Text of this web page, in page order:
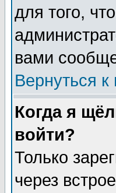
для того,
вами
Вернуться к
Когда я
войти?
Только
через